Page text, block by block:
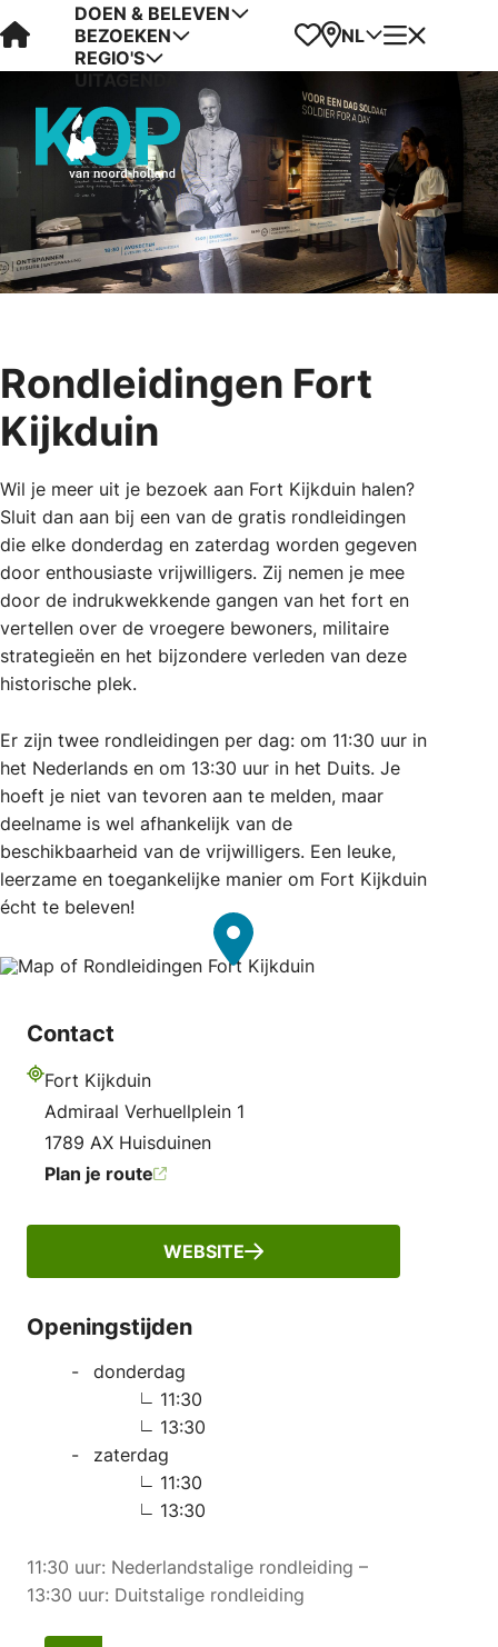
Visit Kop van Holland
DOEN & BELEVEN
BEZOEKEN
REGIO'S
UITAGENDA
Favorieten
Kaart
NL Menu
Rondleidingen Fort
Kijkduin
Wil je meer uit je bezoek aan Fort Kijkduin halen?
Sluit dan aan bij een van de gratis rondleidingen
die elke donderdag en zaterdag worden gegeven
door enthousiaste vrijwilligers. Zij nemen je mee
door de indrukwekkende gangen van het fort en
vertellen over de vroegere bewoners, militaire
strategieën en het bijzondere verleden van deze
historische plek.
Er zijn twee rondleidingen per dag: om 11:30 uur in
het Nederlands en om 13:30 uur in het Duits. Je
hoeft je niet van tevoren aan te melden, maar
deelname is wel afhankelijk van de
beschikbaarheid van de vrijwilligers. Een leuke,
leerzame en toegankelijke manier om Fort Kijkduin
écht te beleven!
Contact
Fort Kijkduin
Admiraal Verhuellplein 1
1789 AX Huisduinen
Plan je route
WEBSITE
Openingstijden
donderdag
11:30
13:30
zaterdag
11:30
13:30
11:30 uur: Nederlandstalige rondleiding –
13:30 uur: Duitstalige rondleiding